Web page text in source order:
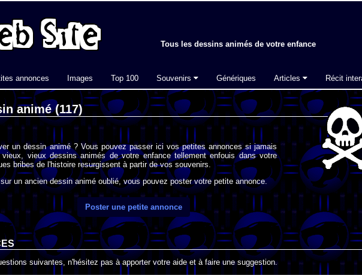
Tous les dessins animés de votre enfance
annonces Images Top 100 Souvenirs Génériques Articles Récit
animé (117)
un dessin animé ? Vous pouvez passer ici vos petites annonces si jamais
vieux dessins animés de votre enfance tellement enfouis dans votre
bribes de l'histoire resurgissent à partir de vos souvenirs.
un ancien dessin animé oublié, vous pouvez poster votre petite annonce.
Poster une petite annonce
suivantes, n'hésitez pas à apporter votre aide et à faire une suggestion.